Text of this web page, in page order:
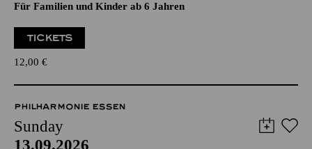
Für Familien und Kinder ab 6 Jahren
TICKETS
12,00 €
PHILHARMONIE ESSEN
Sunday
13.09.2026